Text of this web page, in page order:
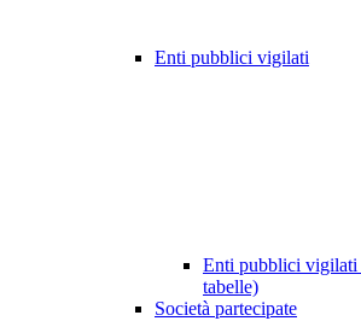
Enti pubblici vigilati
Enti pubblici vigilati
tabelle)
Società partecipate